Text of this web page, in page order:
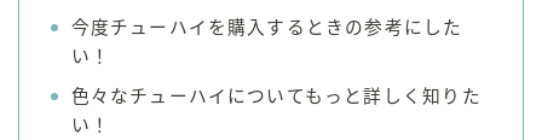
鏡月焼酎ハイ
アサヒ
贅沢搾り
今度チューハイを購入するときの参考にした
い！
色々なチューハイについてもっと詳しく知りた
い！